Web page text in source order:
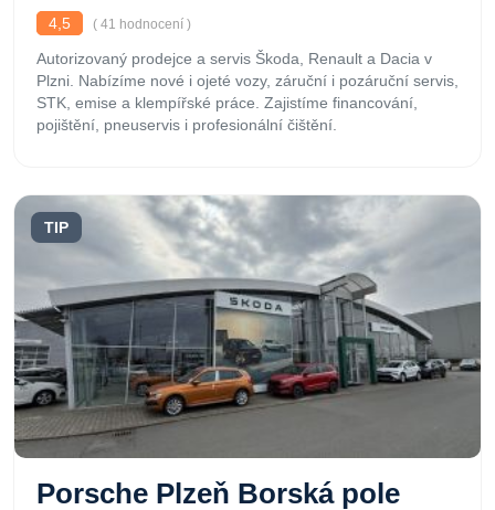
4,5
( 41 hodnocení )
Autorizovaný prodejce a servis Škoda, Renault a Dacia v
Plzni. Nabízíme nové i ojeté vozy, záruční i pozáruční servis,
STK, emise a klempířské práce. Zajistíme financování,
pojištění, pneuservis i profesionální čištění.
TIP
Porsche Plzeň Borská pole